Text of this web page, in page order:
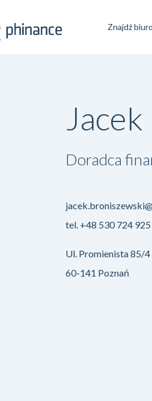
Znajdź
Doradca
tel. +48 530 724 925
Ul. Promienista 85/4
60-141 Poznań